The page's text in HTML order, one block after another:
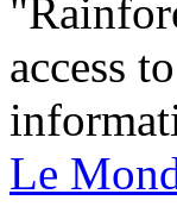
access
Le